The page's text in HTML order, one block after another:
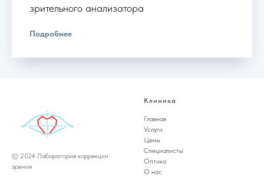
зрительного анализатора
Подробнее
© 2024 Лаборатория коррекции
зрения
Клиника
Главная
Услуги
Цены
Специалисты
Оптика
О нас